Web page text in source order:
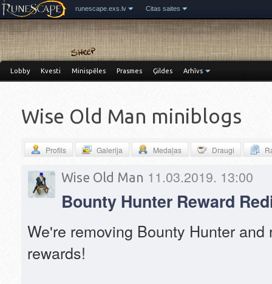
runescape.exs.lv Citas saites
Lobby Kvesti Minispēles Prasmes Ģildes Arhīvs
Wise Old Man miniblogs
Profils Galerija Medaļas Draugi
Wise Old Man 11.03.2019. 13:00
Bounty Hunter Reward
We're removing Bounty Hunter
rewards!